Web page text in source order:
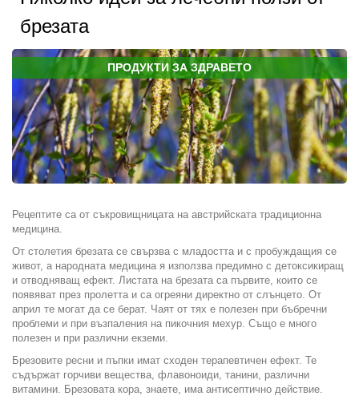
брезата
ПРОДУКТИ ЗА ЗДРАВЕТО
Рецептите са от съкровищницата на австрийската традиционна
медицина.
От столетия брезата се свързва с младостта и с пробуждащия се
живот, а народната медицина я използва предимно с детоксикиращ
и отводняващ ефект. Листата на брезата са първите, които се
появяват през пролетта и са огреяни директно от слънцето. От
април те могат да се берат. Чаят от тях е полезен при бъбречни
проблеми и при възпаления на пикочния мехур. Също е много
полезен и при различни екземи.
Брезовите ресни и пъпки имат сходен терапевтичен ефект. Те
съдържат горчиви вещества, флавоноиди, танини, различни
витамини. Брезовата кора, знаете, има антисептично действие.